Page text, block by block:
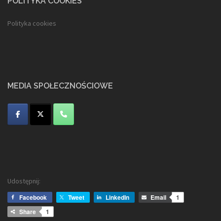
Polityka cookies
MEDIA SPOŁECZNOŚCIOWE
Udostępnij:
Facebook
Tweet LinkedIn Email
1
Share
1